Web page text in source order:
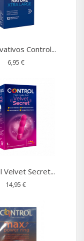
Control...
6,95 €
Velvet Secret...
14,95 €